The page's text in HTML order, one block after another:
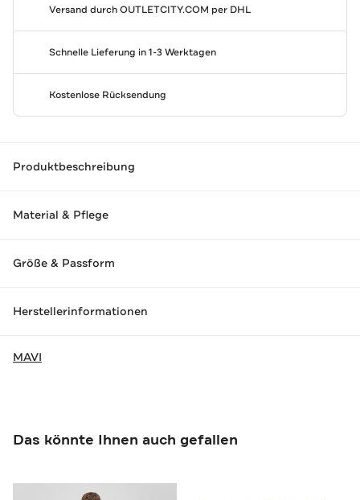
Versand durchOUTLETCITY.COM per DHL
Schnelle Lieferung in 1-3 Werktagen
Kostenlose Rücksendung
Produktbeschreibung
Material & Pflege
Größe & Passform
Herstellerinformationen
MAVI
Das könnte Ihnen auch gefallen